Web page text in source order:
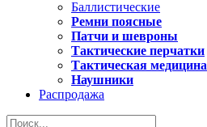
Баллистические
Ремни поясные
Патчи и шевроны
Тактические перчатки
Тактическая медицина
Наушники
Распродажа